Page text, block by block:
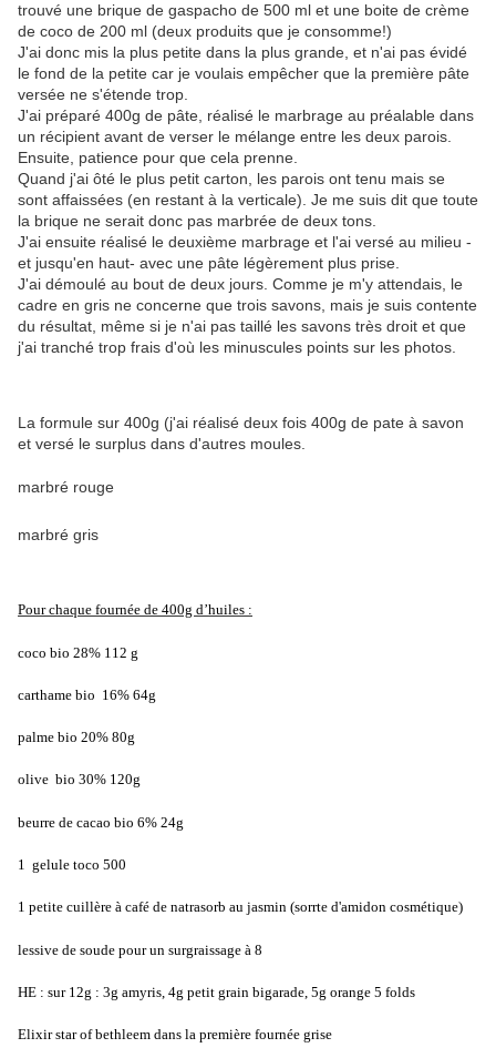
trouvé une brique de gaspacho de 500 ml et une boite de crème
de coco de 200 ml (deux produits que je consomme!)
J'ai donc mis la plus petite dans la plus grande, et n'ai pas évidé
le fond de la petite car je voulais empêcher que la première pâte
versée ne s'étende trop.
J'ai préparé 400g de pâte, réalisé le marbrage au préalable dans
un récipient avant de verser le mélange entre les deux parois.
Ensuite, patience pour que cela prenne.
Quand j'ai ôté le plus petit carton, les parois ont tenu mais se
sont affaissées (en restant à la verticale). Je me suis dit que toute
la brique ne serait donc pas marbrée de deux tons.
J'ai ensuite réalisé le deuxième marbrage et l'ai versé au milieu -
et jusqu'en haut- avec une pâte légèrement plus prise.
J'ai démoulé au bout de deux jours. Comme je m'y attendais, le
cadre en gris ne concerne que trois savons, mais je suis contente
du résultat, même si je n'ai pas taillé les savons très droit et que
j'ai tranché trop frais d'où les minuscules points sur les photos.
La formule sur 400g (j'ai réalisé deux fois 400g de pate à savon
et versé le surplus dans d'autres moules.
marbré rouge
marbré gris
Pour chaque fournée de 400g d’huiles :
coco bio 28% 112 g
carthame bio 16% 64g
palme bio 20% 80g
olive bio 30% 120g
beurre de cacao bio 6% 24g
1 gelule toco 500
1 petite cuillère à café de natrasorb au jasmin (sorrte d'amidon cosmétique)
lessive de soude pour un surgraissage à 8
HE : sur 12g : 3g amyris, 4g petit grain bigarade, 5g orange 5 folds
Elixir star of bethleem dans la première fournée grise